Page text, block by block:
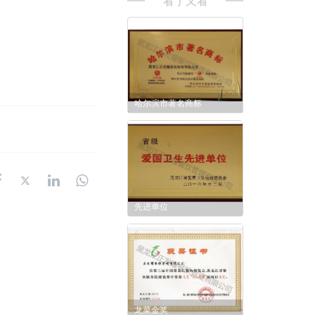
哈尔滨市著名商标
先进单位
龙菜金奖